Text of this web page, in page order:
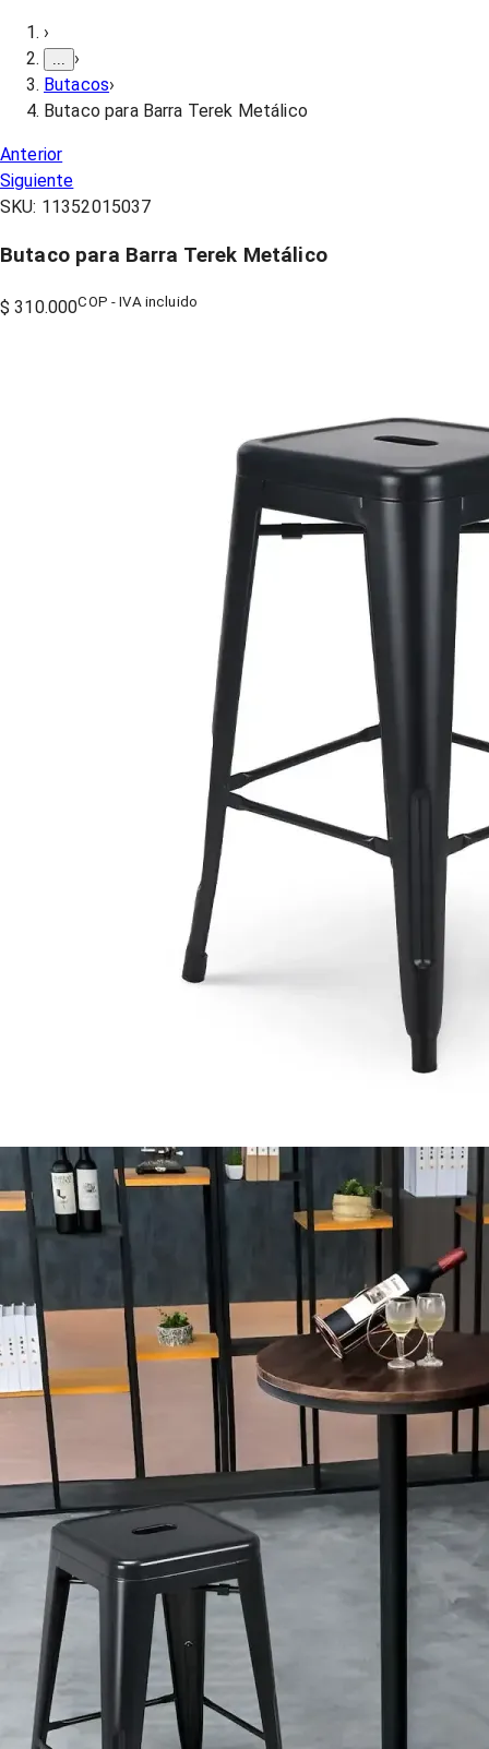
›
›
Butacos›
Butaco para Barra Terek Metálico
Anterior
Siguiente
SKU: 11352015037
Butaco para Barra Terek Metálico
$ 310.000COP - IVA incluido